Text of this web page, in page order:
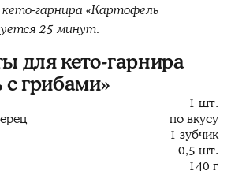
гарнира «Картофель
25 минут.
для кето-гарнира
грибами»
1 шт.
по вкусу
1 зубчик
0,5 шт.
140 г